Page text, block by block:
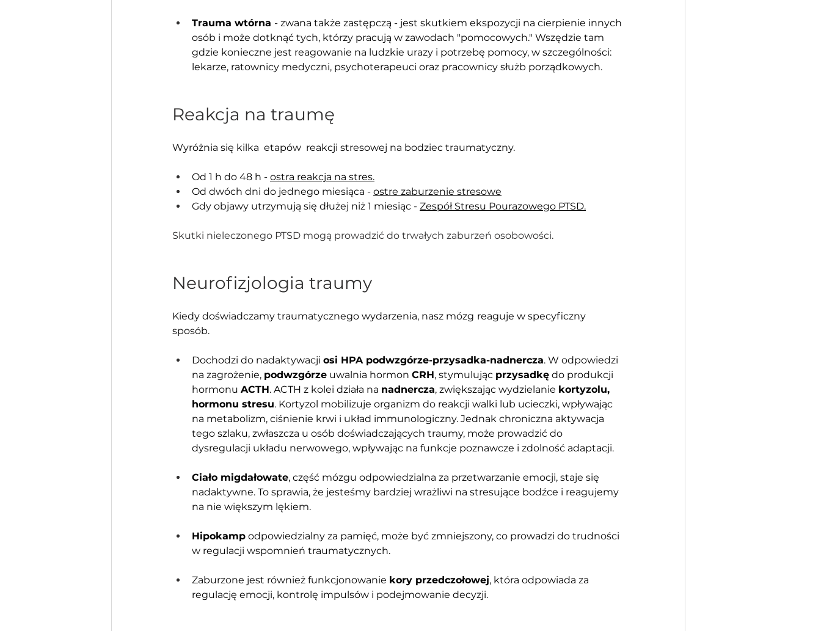
Trauma wtórna - zwana także zastępczą - jest skutkiem ekspozycji na cierpienie innych
osób i może dotknąć tych, którzy pracują w zawodach "pomocowych." Wszędzie tam
gdzie konieczne jest reagowanie na ludzkie urazy i potrzebę pomocy, w szczególności:
lekarze, ratownicy medyczni, psychoterapeuci oraz pracownicy służb porządkowych.
Reakcja na traumę
Wyróżnia się kilka  etapów  reakcji stresowej na bodziec traumatyczny.
Od 1 h do 48 h - ostra reakcja na stres.
Od dwóch dni do jednego miesiąca - ostre zaburzenie stresowe
Gdy objawy utrzymują się dłużej niż 1 miesiąc - Zespół Stresu Pourazowego PTSD.
Skutki nieleczonego PTSD mogą prowadzić do trwałych zaburzeń osobowości.
Neurofizjologia traumy
Kiedy doświadczamy traumatycznego wydarzenia, nasz mózg reaguje w specyficzny
sposób.
Dochodzi do nadaktywacji osi HPA podwzgórze-przysadka-nadnercza. W odpowiedzi
na zagrożenie, podwzgórze uwalnia hormon CRH, stymulując przysadkę do produkcji
hormonu ACTH. ACTH z kolei działa na nadnercza, zwiększając wydzielanie kortyzolu,
hormonu stresu. Kortyzol mobilizuje organizm do reakcji walki lub ucieczki, wpływając
na metabolizm, ciśnienie krwi i układ immunologiczny. Jednak chroniczna aktywacja
tego szlaku, zwłaszcza u osób doświadczających traumy, może prowadzić do
dysregulacji układu nerwowego, wpływając na funkcje poznawcze i zdolność adaptacji.
Ciało migdałowate, część mózgu odpowiedzialna za przetwarzanie emocji, staje się
nadaktywne. To sprawia, że jesteśmy bardziej wrażliwi na stresujące bodźce i reagujemy
na nie większym lękiem.
Hipokamp odpowiedzialny za pamięć, może być zmniejszony, co prowadzi do trudności
w regulacji wspomnień traumatycznych.
Zaburzone jest również funkcjonowanie kory przedczołowej, która odpowiada za
regulację emocji, kontrolę impulsów i podejmowanie decyzji.